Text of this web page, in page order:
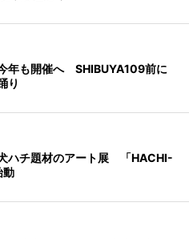
今年も開催へ SHIBUYA109前に
り
ハチ題材のアート展 「HACHI-
動